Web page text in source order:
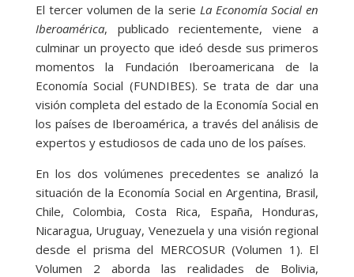
El tercer volumen de la serie La Economía Social en
Iberoamérica, publicado recientemente, viene a
culminar un proyecto que ideó desde sus primeros
momentos la Fundación Iberoamericana de la
Economía Social (FUNDIBES). Se trata de dar una
visión completa del estado de la Economía Social en
los países de Iberoamérica, a través del análisis de
expertos y estudiosos de cada uno de los países.
En los dos volúmenes precedentes se analizó la
situación de la Economía Social en Argentina, Brasil,
Chile, Colombia, Costa Rica, España, Honduras,
Nicaragua, Uruguay, Venezuela y una visión regional
desde el prisma del MERCOSUR (Volumen 1). El
Volumen 2 aborda las realidades de Bolivia,